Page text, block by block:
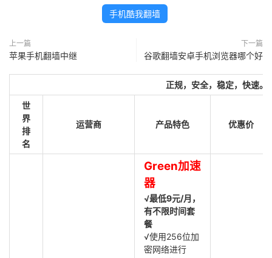
手机酷我翻墙
上一篇
苹果手机翻墙中继
下一篇
谷歌翻墙安卓手机浏览器哪个好
正规，安全，稳定，快速。
世
界
排
名
运营商 产品特色 优惠价
Green加速
器
√最低9元/月，
有不限时间套
餐
√使用256位加
密网络进行